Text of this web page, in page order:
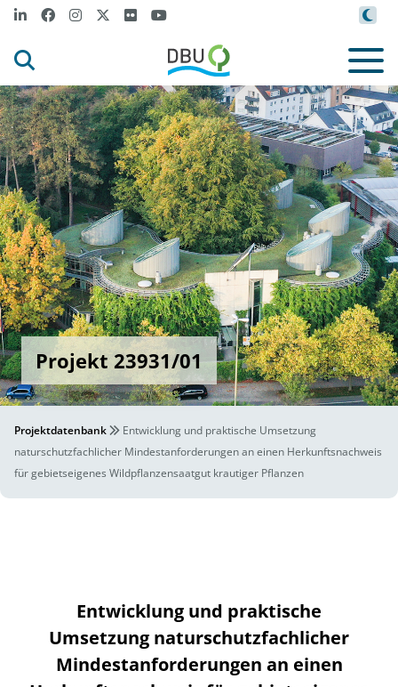
Projekt 23931/01
Projektdatenbank
Entwicklung und praktische Umsetzung
naturschutzfachlicher Mindestanforderungen an einen Herkunftsnachweis
für gebietseigenes Wildpflanzensaatgut krautiger Pflanzen
Entwicklung und praktische
Umsetzung naturschutzfachlicher
Mindestanforderungen an einen